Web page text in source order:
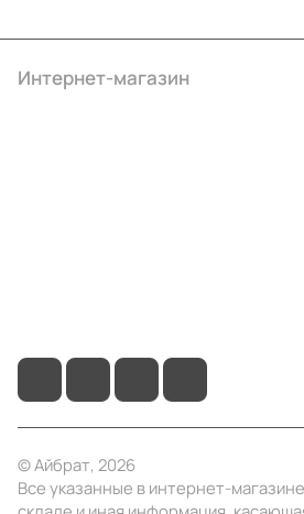
Интернет-магазин
© Айбрат, 2026
Все указанные в интернет-